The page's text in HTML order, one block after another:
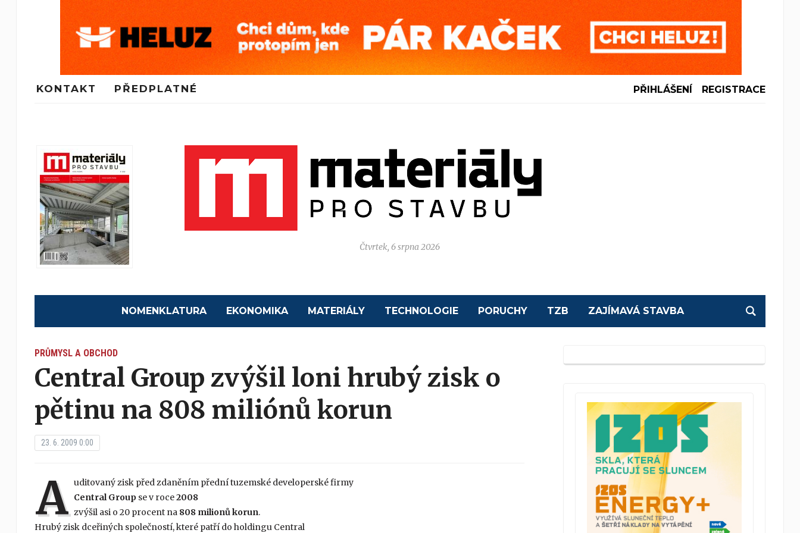
KONTAKT PŘEDPLATNÉ PŘIHLÁŠENÍ REGISTRACE
Čtvrtek, 6 srpna 2026
NOMENKLATURA EKONOMIKA MATERIÁLY TECHNOLOGIE PORUCHY TZB ZAJÍMAVÁ STAVBA
PRŮMYSL A OBCHOD
Central Group zvýšil loni hrubý zisk o
pětinu na 808 miliónů korun
23. 6. 2009 0:00
A uditovaný zisk před zdaněním přední tuzemské developerské firmy
Central Groupse v roce2008
zvýšil asi o 20 procent na 808 milionů korun.
Hrubý zisk dceřiných společností, které patří do holdingu Central